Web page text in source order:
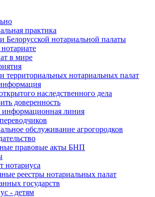
практика
Белорусской нотариальной палаты
в мире
территориальных нотариальных палат
наследственного дела
доверенность
информационная линия
обслуживание агрогородков
правовые акты БНП
нотариуса
реестры нотариальных палат
государств
- детям